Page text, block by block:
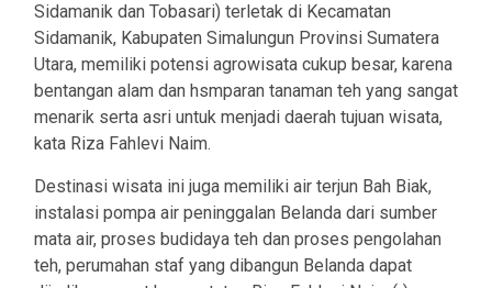
Sidamanik dan Tobasari) terletak di Kecamatan
Sidamanik, Kabupaten Simalungun Provinsi Sumatera
Utara, memiliki potensi agrowisata cukup besar, karena
bentangan alam dan hsmparan tanaman teh yang sangat
menarik serta asri untuk menjadi daerah tujuan wisata,
kata Riza Fahlevi Naim.
Destinasi wisata ini juga memiliki air terjun Bah Biak,
instalasi pompa air peninggalan Belanda dari sumber
mata air, proses budidaya teh dan proses pengolahan
teh, perumahan staf yang dibangun Belanda dapat